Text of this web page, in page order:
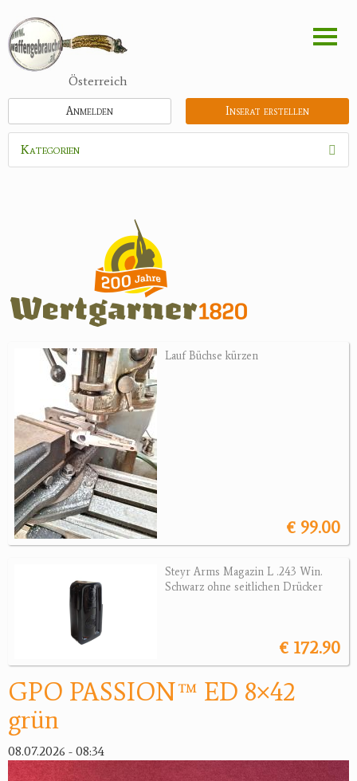
zum
Inhalt
Österreich
Inserat erstellen
Anmelden
Kategorien
Zielfernrohre
Nachtsichtgeräte
Wärmebildgeräte
Sonstiges
Bogensport
Zubehör
Jagdangebote
Jagdreviere
Geschenke
Reviereinrichtungen
Lauf Büchse kürzen
€ 99.00
Steyr Arms Magazin L .243 Win.
Schwarz ohne seitlichen Drücker
€ 172.90
GPO PASSION™ ED 8×42
grün
08.07.2026 - 08:34